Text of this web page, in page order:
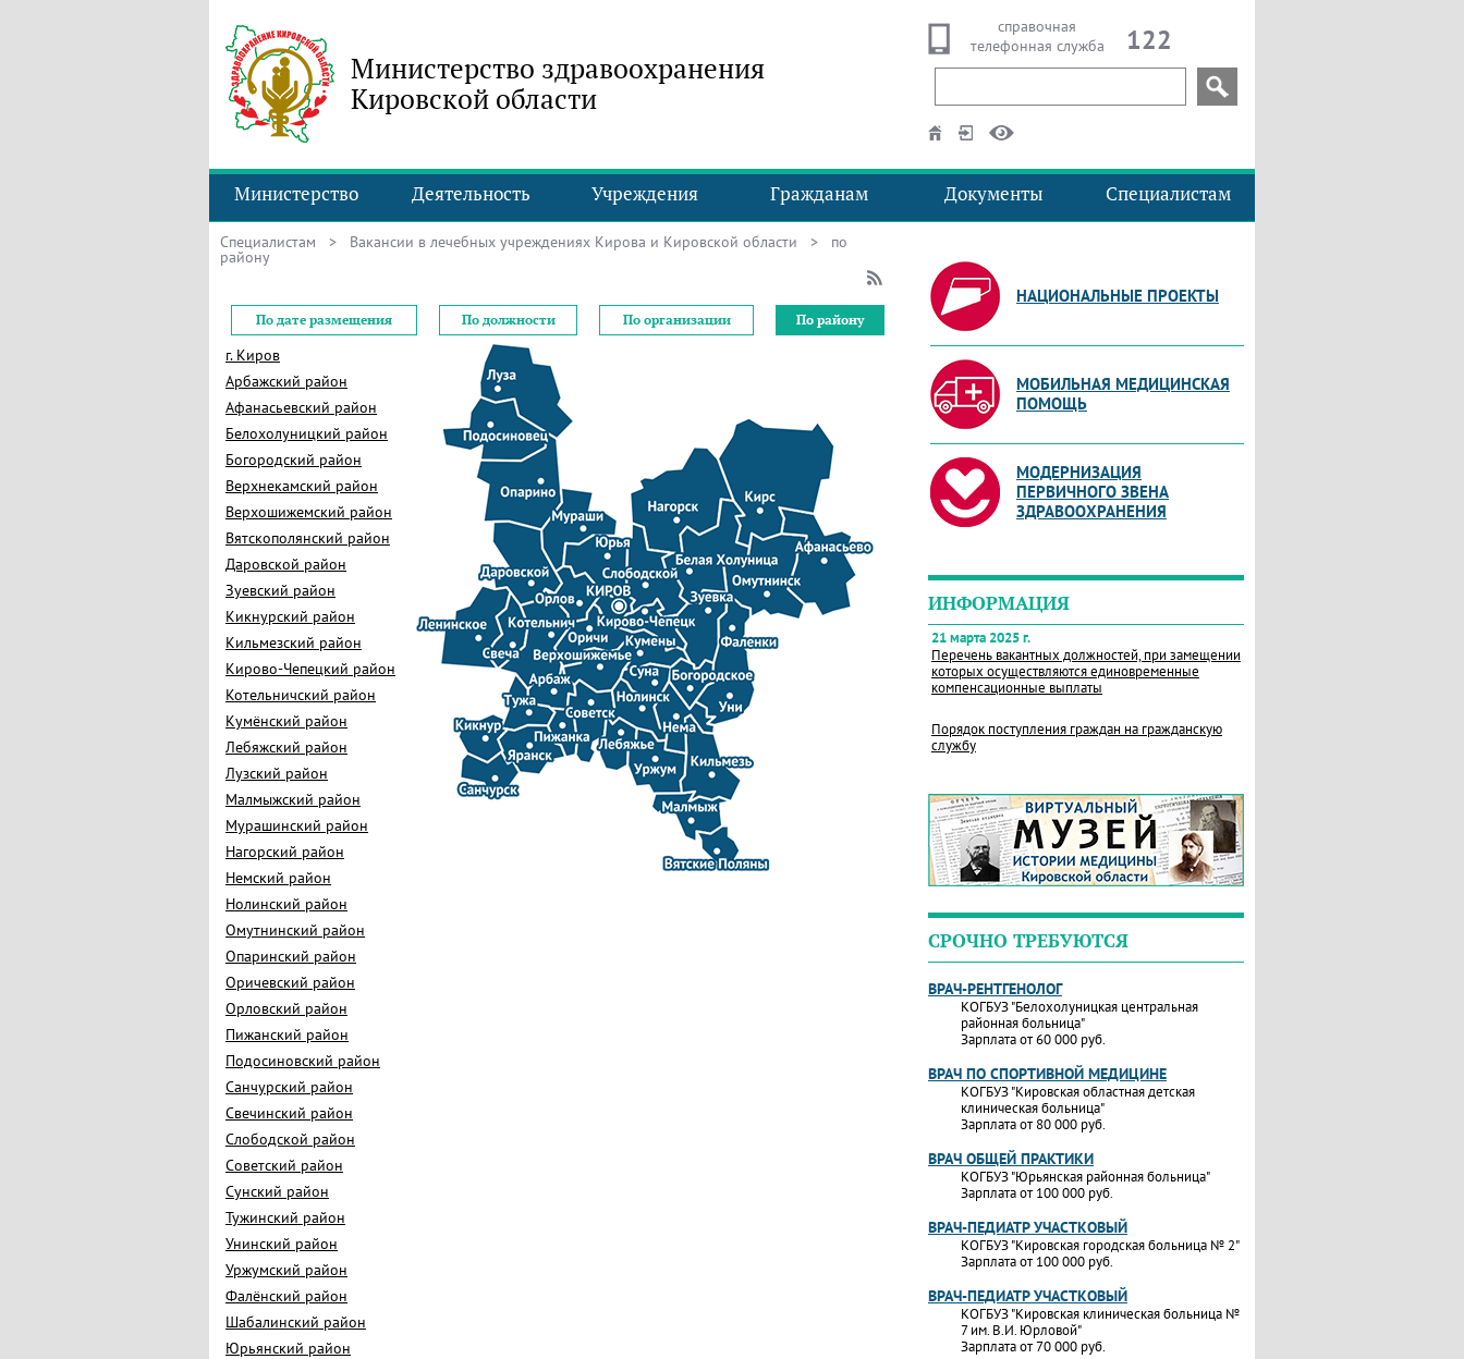
Министерство здравоохранения
Кировской области
справочная
телефонная служба
122
Министерство Деятельность Учреждения Гражданам Документы Специалистам
Специалистам > Вакансии в лечебных учреждениях Кирова и Кировской области > по
району
По дате размещения По должности По организации По району
г. Киров
Арбажский район
Афанасьевский район
Белохолуницкий район
Богородский район
Верхнекамский район
Верхошижемский район
Вятскополянский район
Даровской район
Зуевский район
Кикнурский район
Кильмезский район
Кирово-Чепецкий район
Котельничский район
Кумёнский район
Лебяжский район
Лузский район
Малмыжский район
Мурашинский район
Нагорский район
Немский район
Нолинский район
Омутнинский район
Опаринский район
Оричевский район
Орловский район
Пижанский район
Подосиновский район
Санчурский район
Свечинский район
Слободской район
Советский район
Сунский район
Тужинский район
Унинский район
Уржумский район
Фалёнский район
Шабалинский район
Юрьянский район
НАЦИОНАЛЬНЫЕ ПРОЕКТЫ
МОБИЛЬНАЯ МЕДИЦИНСКАЯ
ПОМОЩЬ
МОДЕРНИЗАЦИЯ
ПЕРВИЧНОГО ЗВЕНА
ЗДРАВООХРАНЕНИЯ
ИНФОРМАЦИЯ
21 марта 2025 г.
Перечень вакантных должностей, при замещении
которых осуществляются единовременные
компенсационные выплаты
Порядок поступления граждан на гражданскую
службу
СРОЧНО ТРЕБУЮТСЯ
ВРАЧ-РЕНТГЕНОЛОГ
КОГБУЗ "Белохолуницкая центральная
районная больница"
Зарплата от 60 000 руб.
ВРАЧ ПО СПОРТИВНОЙ МЕДИЦИНЕ
КОГБУЗ "Кировская областная детская
клиническая больница"
Зарплата от 80 000 руб.
ВРАЧ ОБЩЕЙ ПРАКТИКИ
КОГБУЗ "Юрьянская районная больница"
Зарплата от 100 000 руб.
ВРАЧ-ПЕДИАТР УЧАСТКОВЫЙ
КОГБУЗ "Кировская городская больница № 2"
Зарплата от 100 000 руб.
ВРАЧ-ПЕДИАТР УЧАСТКОВЫЙ
КОГБУЗ "Кировская клиническая больница №
7 им. В.И. Юрловой"
Зарплата от 70 000 руб.